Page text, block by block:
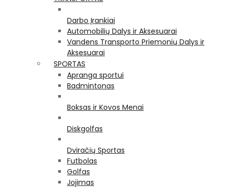
Darbo Įrankiai
Automobilių Dalys ir Aksesuarai
Vandens Transporto Priemonių Dalys ir
Aksesuarai
SPORTAS
Apranga sportui
Badmintonas
Boksas ir Kovos Menai
Diskgolfas
Dviračių Sportas
Futbolas
Golfas
Jojimas